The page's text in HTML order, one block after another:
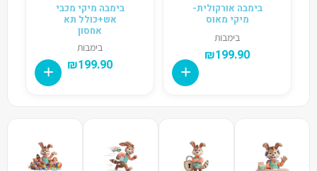
בימבה אורקולית-
מיקי מאוס
בימבות
₪199.90
בימבה מיקי מכבי
אש+כולל תא
אחסון
בימבות
₪199.90